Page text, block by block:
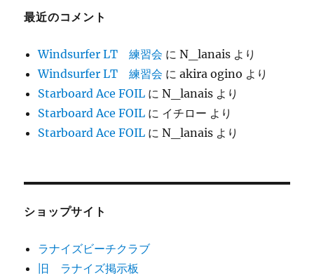
最近のコメント
Windsurfer LT 練習会 にN_lanais より
Windsurfer LT 練習会 にakira ogino より
Starboard Ace FOIL にN_lanais より
Starboard Ace FOIL に イチロー より
Starboard Ace FOIL にN_lanais より
ショップサイト
ラナイズビーチクラブ
旧 ラナイズ掲示板